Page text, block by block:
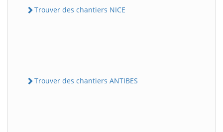
Trouver des chantiers NICE
Trouver des chantiers ANTIBES